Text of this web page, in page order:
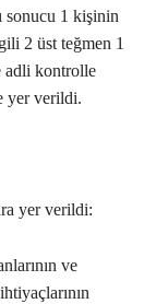
sonucu 1 kişinin
2 üst teğmen 1
adli kontrolle
yer verildi.
yer verildi:
ve